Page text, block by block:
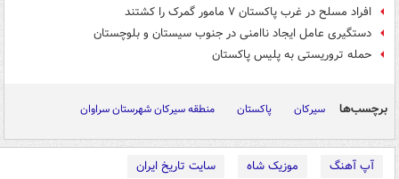
افراد مسلح در غرب پاکستان ۷ مامور گمرک را کشتند
دستگیری عامل ایجاد ناامنی در جنوب سیستان و بلوچستان
حمله تروریستی به پلیس پاکستان
برچسب‌ها سیرکان پاکستان منطقه سیرکان شهرستان سراوان
آپ آهنگ موزیک شاه
سایت تاریخ ایران